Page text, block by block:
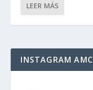
LEER MÁS
INSTAGRAM AMC